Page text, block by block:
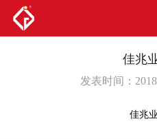
佳兆
发表时间：
佳兆